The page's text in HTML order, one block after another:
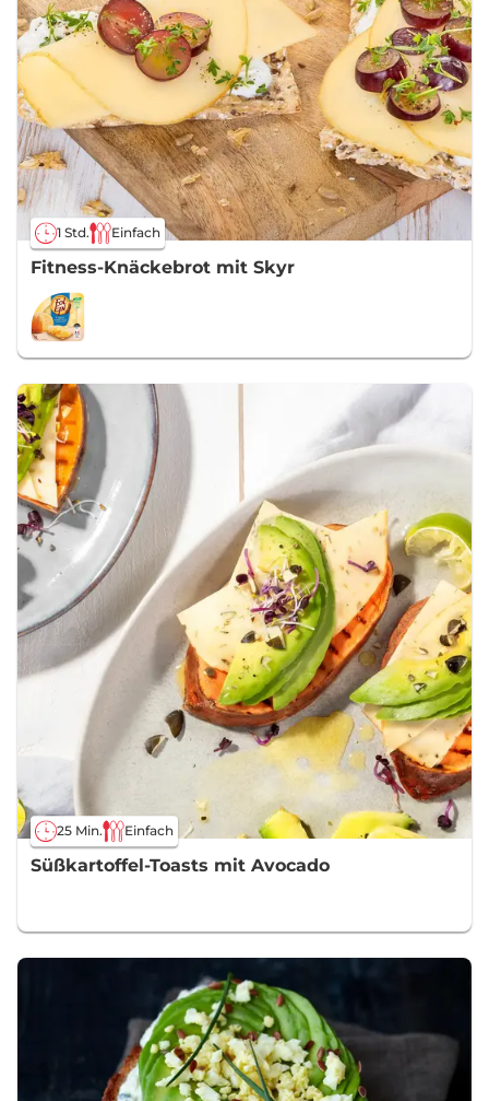
1 Std. Einfach
Fitness-Knäckebrot mit Skyr
25 Min. Einfach
Süßkartoffel-Toasts mit Avocado